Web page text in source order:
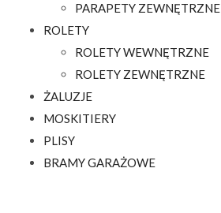
PARAPETY ZEWNĘTRZNE
ROLETY
ROLETY WEWNĘTRZNE
ROLETY ZEWNĘTRZNE
ŻALUZJE
MOSKITIERY
PLISY
BRAMY GARAŻOWE